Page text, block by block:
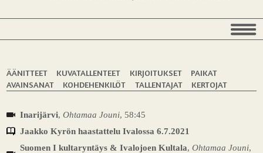
ÄÄNITTEET KUVATALLENTEET KIRJOITUKSET
PAIKAT
AVAINSANAT
KOHDEHENKILÖT TALLENTAJAT KERTOJAT
Inarijärvi, Ohtamaa Jouni, 58:45
Jaakko Kyrön haastattelu Ivalossa 6.7.2021
Suomen I kultaryntäys & Ivalojoen Kultala, Ohtamaa Jouni,